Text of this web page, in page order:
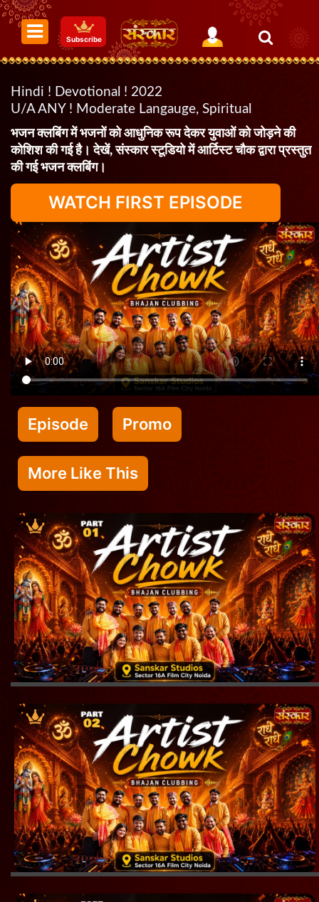
Subscribe
Hindi ! Devotional ! 2022
U/A ANY ! Moderate Langauge, Spiritual
भजन क्लबिंग में भजनों को आधुनिक रूप देकर युवाओं को जोड़ने की
कोशिश की गई है। देखें, संस्कार स्टूडियो में आर्टिस्ट चौक द्वारा प्रस्तुत
की गई भजन क्लबिंग।
WATCH FIRST EPISODE
Episode Promo
More Like This